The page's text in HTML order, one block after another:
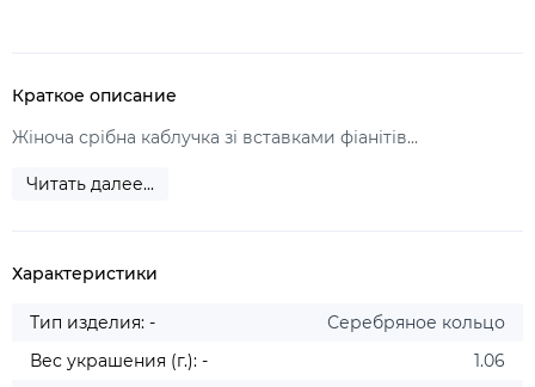
Краткое описание
Жіноча срібна каблучка зі вставками фіанітів...
Читать далее...
Характеристики
Тип изделия: -
Серебряное кольцо
Вес украшения (г.): -
1.06